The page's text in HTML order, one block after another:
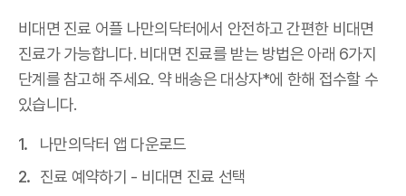
비대면 진료 어플 나만의닥터에서 안전하고 간편한 비대면
진료가 가능합니다. 비대면 진료를 받는 방법은 아래 6가지
단계를 참고해 주세요. 약 배송은 대상자*에 한해 접수할 수
있습니다.
나만의닥터 앱 다운로드
진료 예약하기 - 비대면 진료 선택